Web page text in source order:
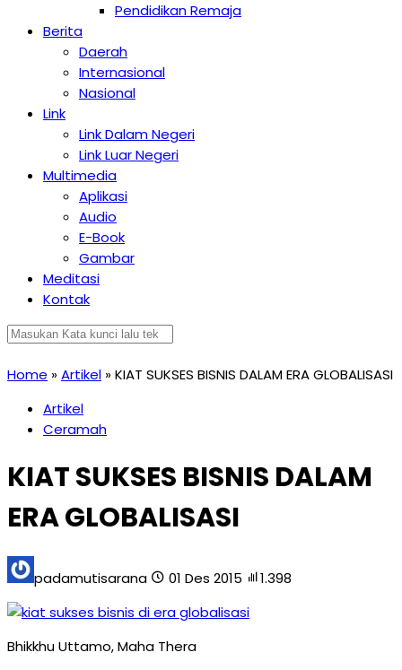
Pendidikan Remaja
Berita
Daerah
Internasional
Nasional
Link
Link Dalam Negeri
Link Luar Negeri
Multimedia
Aplikasi
Audio
E-Book
Gambar
Meditasi
Kontak
Home »Artikel »KIAT SUKSES BISNIS DALAM ERA GLOBALISASI
Artikel
Ceramah
KIAT SUKSES BISNIS DALAM
ERA GLOBALISASI
padamutisarana 01 Des 2015 1.398
Bhikkhu Uttamo, Maha Thera